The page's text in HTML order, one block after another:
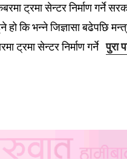
ट्रमा सेन्टर निर्माण गर्ने
हो कि भन्ने जिज्ञासा बढेपछि
ट्रमा सेन्टर निर्माण गर्नेपुरा